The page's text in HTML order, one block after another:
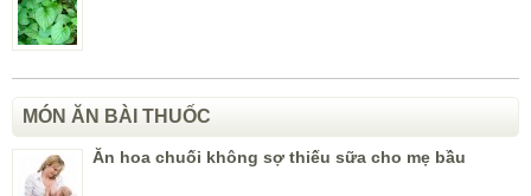
MÓN ĂN BÀI THUỐC
Ăn hoa chuối không sợ thiếu sữa cho mẹ bầu